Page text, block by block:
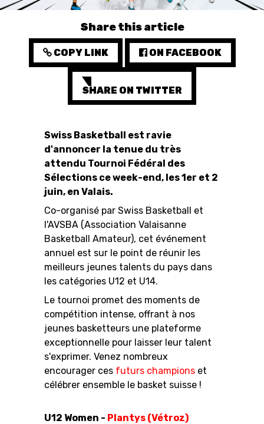
MOBILIÈRE BASKETBALL
NEWS CENTER
SWISS BASKETBALL
TV
MEDIAS
Share this article
COPY LINK ON FACEBOOK
SHARE ON TWITTER
Swiss Basketball est ravie
d'annoncer la tenue du très
attendu Tournoi Fédéral des
Sélections ce week-end, les 1er et 2
juin, en Valais.
Co-organisé par Swiss Basketball et
l'AVSBA (Association Valaisanne
Basketball Amateur), cet événement
annuel est sur le point de réunir les
meilleurs jeunes talents du pays dans
les catégories U12 et U14.
Le tournoi promet des moments de
compétition intense, offrant à nos
jeunes basketteurs une plateforme
exceptionnelle pour laisser leur talent
s'exprimer. Venez nombreux
encourager ces futurs championset
célébrer ensemble le basket suisse !
U12 Women - Plantys (Vétroz)